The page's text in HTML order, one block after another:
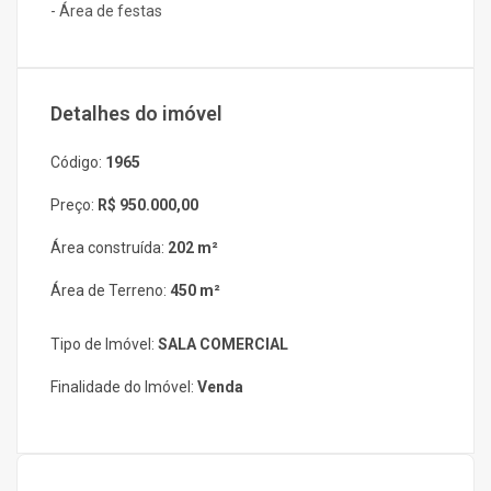
- Área de festas
Detalhes do imóvel
Código: 1965
Preço: R$ 950.000,00
Área construída: 202 m²
Área de Terreno: 450 m²
Tipo de Imóvel: SALA COMERCIAL
Finalidade do Imóvel: Venda